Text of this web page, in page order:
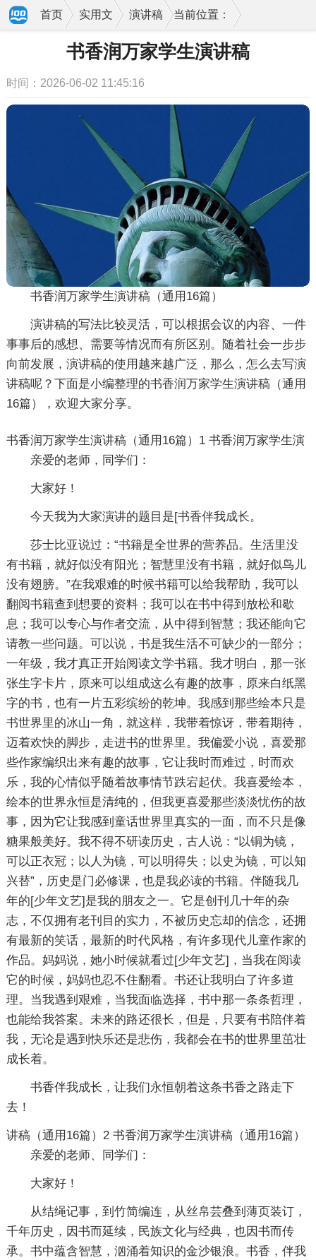
当前位置：
首页 实用文 演讲稿
书香润万家学生演讲稿
时间：2026-06-02 11:45:16
书香润万家学生演讲稿（通用16篇）
演讲稿的写法比较灵活，可以根据会议的内容、一件
事事后的感想、需要等情况而有所区别。随着社会一步步
向前发展，演讲稿的使用越来越广泛，那么，怎么去写演
讲稿呢？下面是小编整理的书香润万家学生演讲稿（通用
16篇），欢迎大家分享。
书香润万家学生演讲稿（通用16篇）1
亲爱的老师，同学们：
大家好！
今天我为大家演讲的题目是[书香伴我成长。
莎士比亚说过：“书籍是全世界的营养品。生活里没
有书籍，就好似没有阳光；智慧里没有书籍，就好似鸟儿
没有翅膀。”在我艰难的时候书籍可以给我帮助，我可以
翻阅书籍查到想要的资料；我可以在书中得到放松和歇
息；我可以专心与作者交流，从中得到智慧；我还能向它
请教一些问题。可以说，书是我生活不可缺少的一部分；
一年级，我才真正开始阅读文学书籍。我才明白，那一张
张生字卡片，原来可以组成这么有趣的故事，原来白纸黑
字的书，也有一片五彩缤纷的乾坤。我感到那些绘本只是
书世界里的冰山一角，就这样，我带着惊讶，带着期待，
迈着欢快的脚步，走进书的世界里。我偏爱小说，喜爱那
些作家编织出来有趣的故事，它让我时而难过，时而欢
乐，我的心情似乎随着故事情节跌宕起伏。我喜爱绘本，
绘本的世界永恒是清纯的，但我更喜爱那些淡淡忧伤的故
事，因为它让我感到童话世界里真实的一面，而不只是像
糖果般美好。我不得不研读历史，古人说：“以铜为镜，
可以正衣冠；以人为镜，可以明得失；以史为镜，可以知
兴替”，历史是门必修课，也是我必读的书籍。伴随我几
年的[少年文艺]是我的朋友之一。它是创刊几十年的杂
志，不仅拥有老刊目的实力，不被历史忘却的信念，还拥
有最新的笑话，最新的时代风格，有许多现代儿童作家的
作品。妈妈说，她小时候就看过[少年文艺]，当我在阅读
它的时候，妈妈也忍不住翻看。书还让我明白了许多道
理。当我遇到艰难，当我面临选择，书中那一条条哲理，
也能给我答案。未来的路还很长，但是，只要有书陪伴着
我，无论是遇到快乐还是悲伤，我都会在书的世界里茁壮
成长着。
书香伴我成长，让我们永恒朝着这条书香之路走下
去！
书香润万家学生演
讲稿（通用16篇）2
亲爱的老师、同学们：
大家好！
从结绳记事，到竹简编连，从丝帛芸叠到薄页装订，
千年历史，因书而延续，民族文化与经典，也因书而传
承。书中蕴含智慧，汹涌着知识的金沙银浪。书香，伴我
书香润万家学生演讲稿（通用16篇）